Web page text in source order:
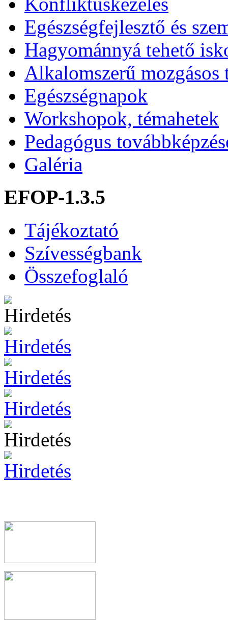
Egészségfejlesztő és
Hagyománnyá tehető
Alkalomszerű mozgásos
Egészségnapok
Workshopok, témahetek
Pedagógus
Galéria
EFOP-1.3.5
Tájékoztató
Szívességbank
Összefoglaló